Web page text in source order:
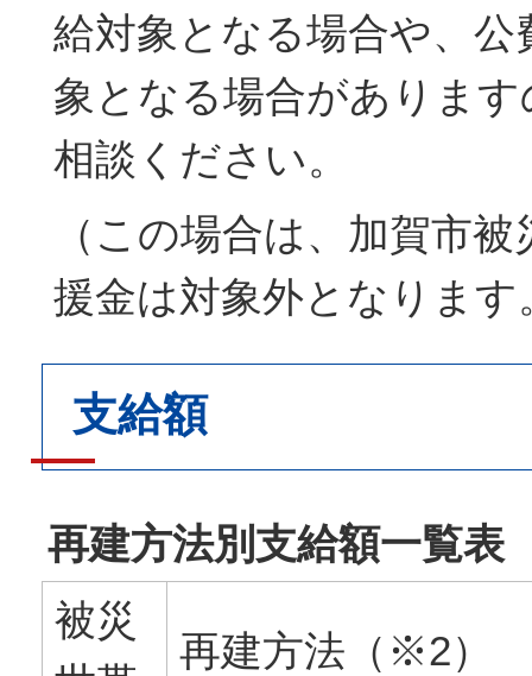
給対象となる場合や、公
象となる場合がありま
相談ください。
（この場合は、加賀市
援金は対象外となります
支給額
再建方法別支給額一覧表
被災
再建方法（※2）